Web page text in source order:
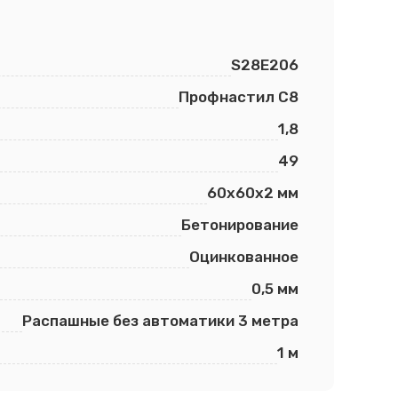
S28E206
Профнастил С8
1,8
49
60х60х2 мм
Бетонирование
Оцинкованное
0,5 мм
Распашные без автоматики 3 метра
1 м